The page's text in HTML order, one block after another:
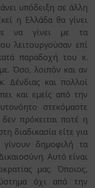
υπόδειξη σε άλλη
η Ελλάδα θα γίνει
να γίνει με τα
λειτουργούσαν επί
παραδοχή του κ.
Όσο, λοιπόν και αν
Δένδιας και πολλοί
και εμείς από την
στεκόμαστε
πρόκειται ποτέ η
διαδικασία είτε για
γίνουν δημοφιλή τα
Αυτό είναι
μας. Όποιος,
όχι από την